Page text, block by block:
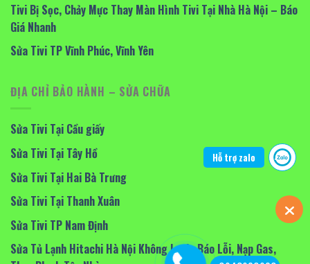
Tivi Bị Sọc, Chảy Mực Thay Màn Hình Tivi Tại Nhà Hà Nội – Báo
Giá Nhanh
Sửa Tivi TP Vĩnh Phúc, Vĩnh Yên
ĐỊA CHỈ BẢO HÀNH – SỬA CHỮA
Sửa Tivi Tại Cầu giấy
Sửa Tivi Tại Tây Hồ
Sửa Tivi Tại Hai Bà Trưng
Sửa Tivi Tại Thanh Xuân
Sửa Tivi TP Nam Định
Sửa Tủ Lạnh Hitachi Hà Nội Không Lạnh, Báo Lỗi, Nạp Gas,
Hỗ trợ zalo